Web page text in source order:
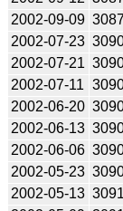
2002-09-09 3087
2002-07-23
2002-07-21
2002-07-11
2002-06-20
2002-06-13
2002-06-06
2002-05-23
2002-05-13 3091